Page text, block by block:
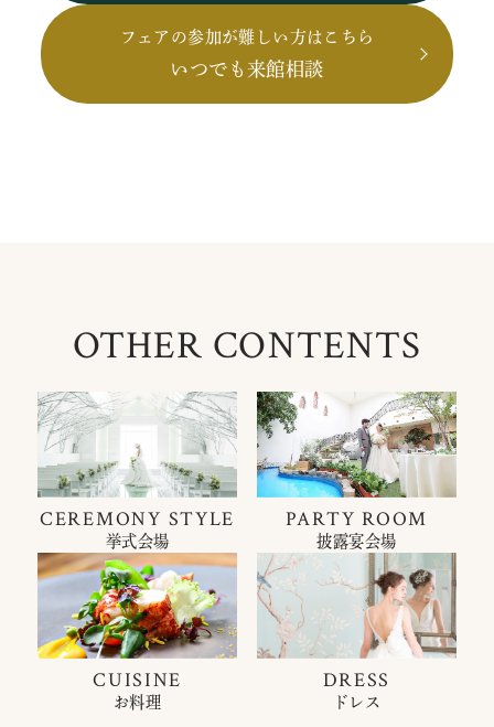
フェアの参加が難しい方はこちら
いつでも来館相談
OTHER CONTENTS
CEREMONY STYLE
挙式会場
PARTY ROOM
披露宴会場
CUISINE
お料理
DRESS
ドレス